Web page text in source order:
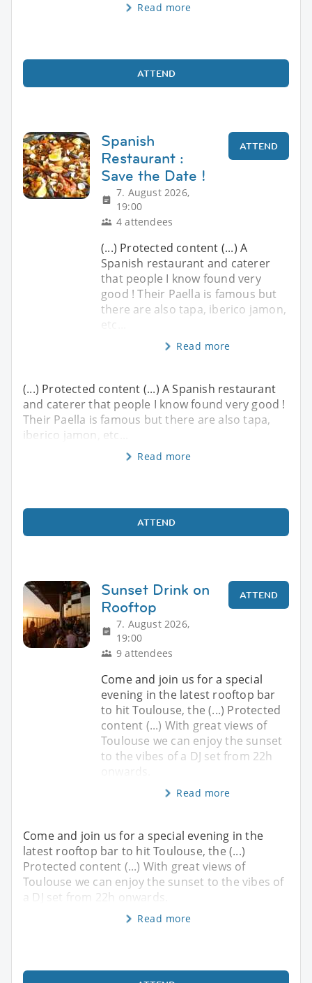
Read more
ATTEND
Spanish
Restaurant :
Save the Date !
7. August 2026,
19:00
4 attendees
ATTEND
(...) Protected content (...) A
Spanish restaurant and caterer
that people I know found very
good ! Their Paella is famous but
there are also tapa, iberico jamon,
Read more
(...) Protected content (...) A Spanish restaurant
and caterer that people I know found very good !
Their Paella is famous but there are also tapa,
iberico jamon, etc...
Read more
ATTEND
Sunset Drink on
Rooftop
7. August 2026,
19:00
9 attendees
ATTEND
Come and join us for a special
evening in the latest rooftop bar
to hit Toulouse, the (...) Protected
content (...) With great views of
Toulouse we can enjoy the sunset
to the vibes of a DJ set from 22h
Read more
Come and join us for a special evening in the
latest rooftop bar to hit Toulouse, the (...)
Protected content (...) With great views of
Toulouse we can enjoy the sunset to the vibes of
a DJ set from 22h onwards.
Read more